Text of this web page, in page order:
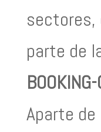
sectores,
parte de
Aparte